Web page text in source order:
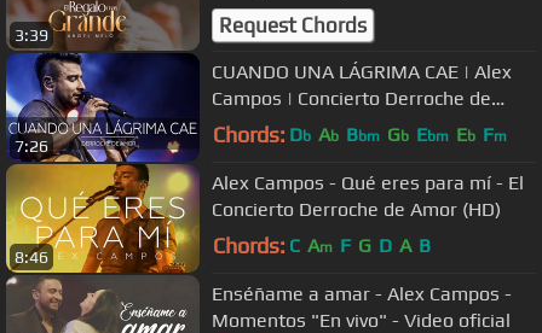
3:39
Angel Melo
Request Chords
7:26
CUANDO UNA LÁGRIMA CAE | Alex
Campos | Concierto Derroche de
amor (HD) 2016
Chords: Db Ab Bbm Gb Ebm Eb Fm
8:46
Alex Campos - Qué eres para mí - El
Concierto Derroche de Amor (HD)
Chords: C Am F G D A B
Enséñame a amar - Alex Campos -
Momentos "En vivo" - Video oficial